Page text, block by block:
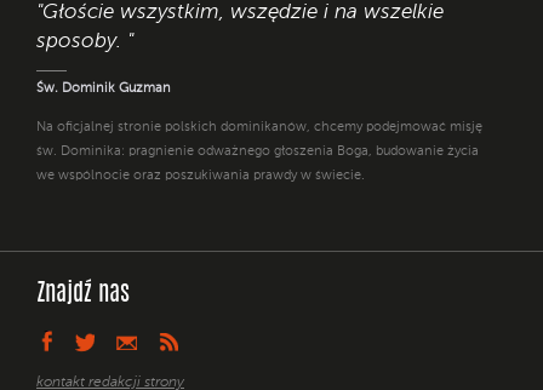
"Głoście wszystkim, wszędzie i na wszelkie
sposoby. "
Św. Dominik Guzman
Na oficjalnej stronie polskich dominikanów, chcemy podejmować misję
św. Dominika: pragnienie odważnego głoszenia Boga, budowanie życia
we wspólnocie oraz poszukiwania prawdy w świecie.
Znajdź nas
kontakt redakcji strony